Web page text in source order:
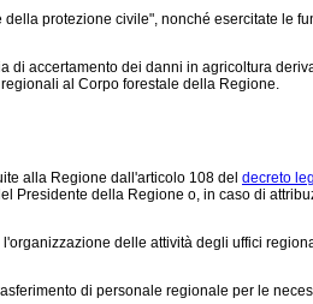
protezione civile", nonché esercitate le
di accertamento dei danni in agricoltura
al Corpo forestale della Regione.
alla Regione dall'articolo 108 del decreto
Presidente della Regione o, in caso di
delle attività degli uffici
di personale regionale per le